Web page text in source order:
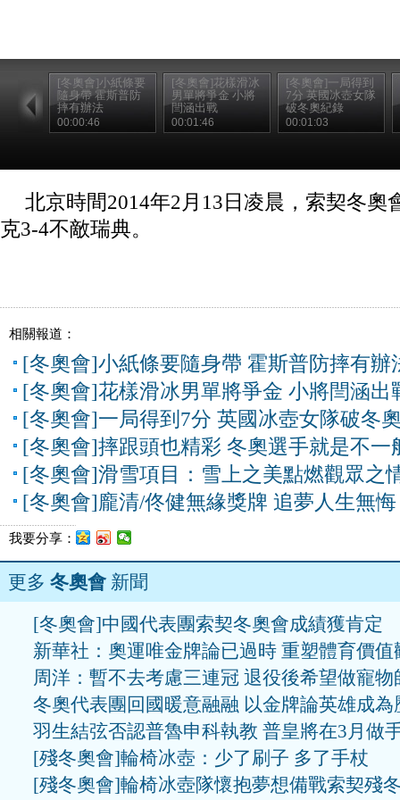
[冬奧會]小紙條要
隨身帶 霍斯普防
摔有辦法
00:00:46
[冬奧會]花樣滑冰
男單將爭金 小將
閆涵出戰
00:01:46
[冬奧會]一局得到
7分 英國冰壺女隊
破冬奧紀錄
00:01:03
北京時間2014年2月13日凌晨，索契冬奧
克3-4不敵瑞典。
相關報道：
[冬奧會]小紙條要隨身帶 霍斯普防摔有辦
[冬奧會]花樣滑冰男單將爭金 小將閆涵出
[冬奧會]一局得到7分 英國冰壺女隊破冬
[冬奧會]摔跟頭也精彩 冬奧選手就是不一
[冬奧會]滑雪項目：雪上之美點燃觀眾之
[冬奧會]龐清/佟健無緣獎牌 追夢人生無悔
我要分享：
更多 冬奧會新聞
[冬奧會]中國代表團索契冬奧會成績獲肯定
新華社：奧運唯金牌論已過時 重塑體育價值
周洋：暫不去考慮三連冠 退役後希望做寵物
冬奧代表團回國暖意融融 以金牌論英雄成為
羽生結弦否認普魯申科執教 普皇將在3月做
[殘冬奧會]輪椅冰壺：少了刷子 多了手杖
[殘冬奧會]輪椅冰壺隊懷抱夢想備戰索契殘